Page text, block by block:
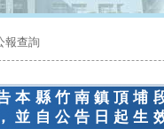
報查詢
本縣竹南鎮頂埔
並自公告日起生